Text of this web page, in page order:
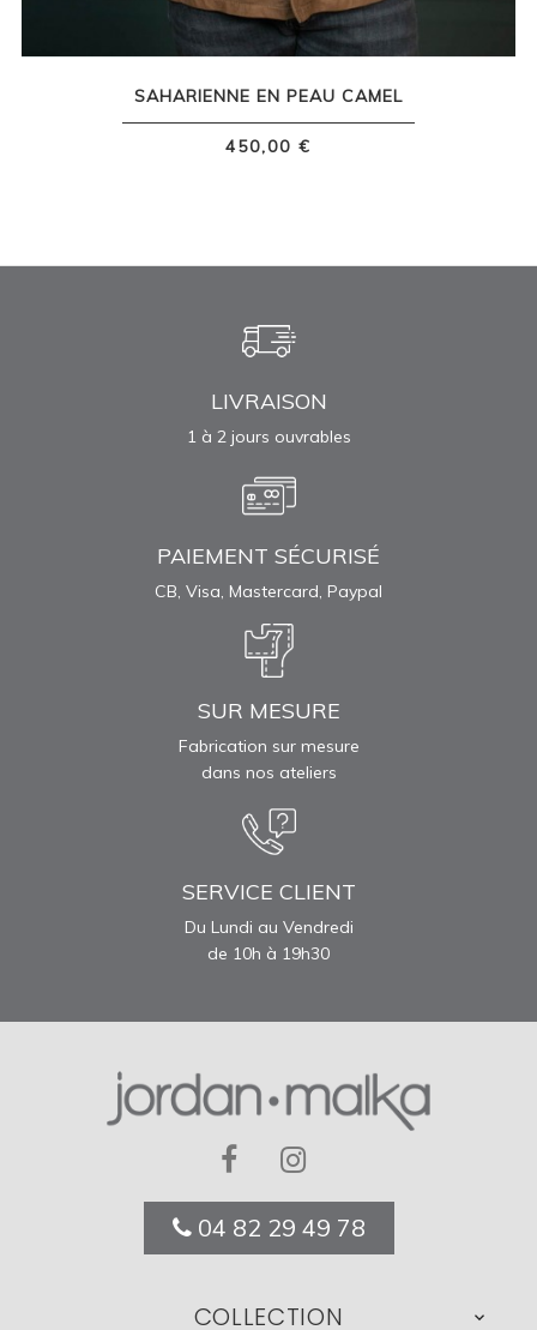
SAHARIENNE EN PEAU CAMEL
450,00 €
LIVRAISON
1 à 2 jours ouvrables
PAIEMENT SÉCURISÉ
CB, Visa, Mastercard, Paypal
SUR MESURE
Fabrication sur mesure
dans nos ateliers
SERVICE CLIENT
Du Lundi au Vendredi
de 10h à 19h30
04 82 29 49 78
COLLECTION 